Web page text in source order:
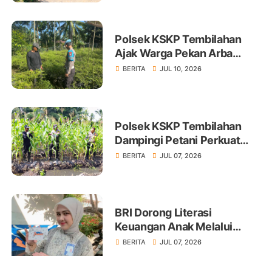
Polsek KSKP Tembilahan
Ajak Warga Pekan Arba
Tanam Cabai Dukung
BERITA JUL 10, 2026
Polsek KSKP Tembilahan
Dampingi Petani Perkuat
Swasembada Pangan
BERITA JUL 07, 2026
BRI Dorong Literasi
Keuangan Anak Melalui
Produk BritAma Junio
BERITA JUL 07, 2026